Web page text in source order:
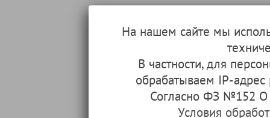
На нашем сайте мы
В частности, для
обрабатываем IP-
Согласно ФЗ №152 О
Условия